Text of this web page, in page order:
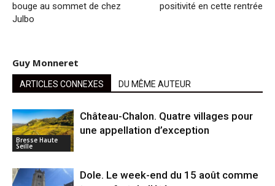
bouge au sommet de chez
Julbo
positivité en cette rentrée
Guy Monneret
ARTICLES CONNEXES DU MÊME AUTEUR
Bresse Haute
Seille
Château-Chalon. Quatre villages pour
une appellation d’exception
Dole. Le week-end du 15 août comme